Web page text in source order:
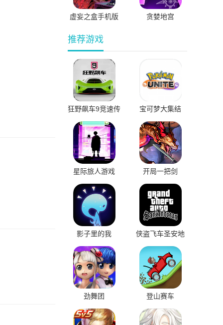
虚妄之盒手机版
贪婪地宫
推荐游戏
狂野飙车9竞速传
宝可梦大集结
星际旅人游戏 开局一把剑
影子里的我
侠盗飞车圣安地
劲舞团 登山赛车